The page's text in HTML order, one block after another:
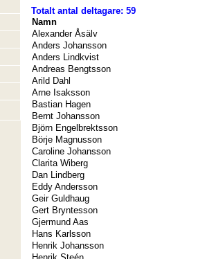
Totalt antal deltagare: 59
Namn
Alexander Åsälv
Anders Johansson
Anders Lindkvist
Andreas Bengtsson
Arild Dahl
Arne Isaksson
Bastian Hagen
Bernt Johansson
Björn Engelbrektsson
Börje Magnusson
Caroline Johansson
Clarita Wiberg
Dan Lindberg
Eddy Andersson
Geir Guldhaug
Gert Bryntesson
Gjermund Aas
Hans Karlsson
Henrik Johansson